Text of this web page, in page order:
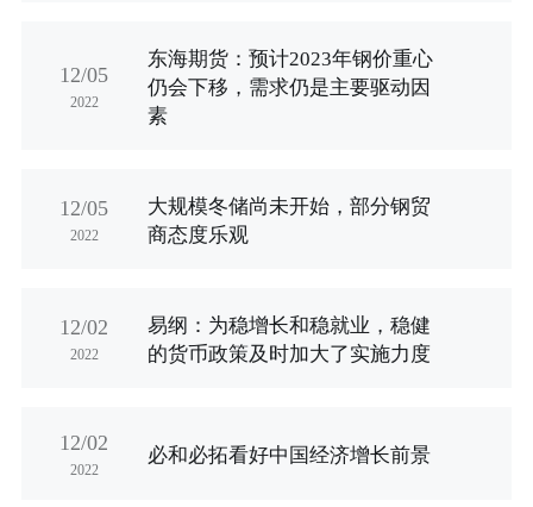
12/05
2022
东海期货：预计2023年钢价重心
仍会下移，需求仍是主要驱动因
素
12/05
2022
大规模冬储尚未开始，部分钢贸
商态度乐观
12/02
2022
易纲：为稳增长和稳就业，稳健
的货币政策及时加大了实施力度
12/02
2022
必和必拓看好中国经济增长前景